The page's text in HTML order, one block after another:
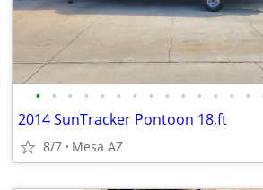
• • • • • • • • • • • • • •
2014 SunTracker Pontoon 18,ft
8/7 Mesa AZ